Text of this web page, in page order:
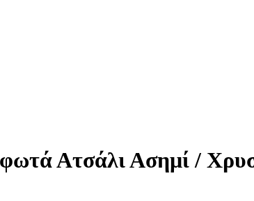
Ατσάλι Ασημί /